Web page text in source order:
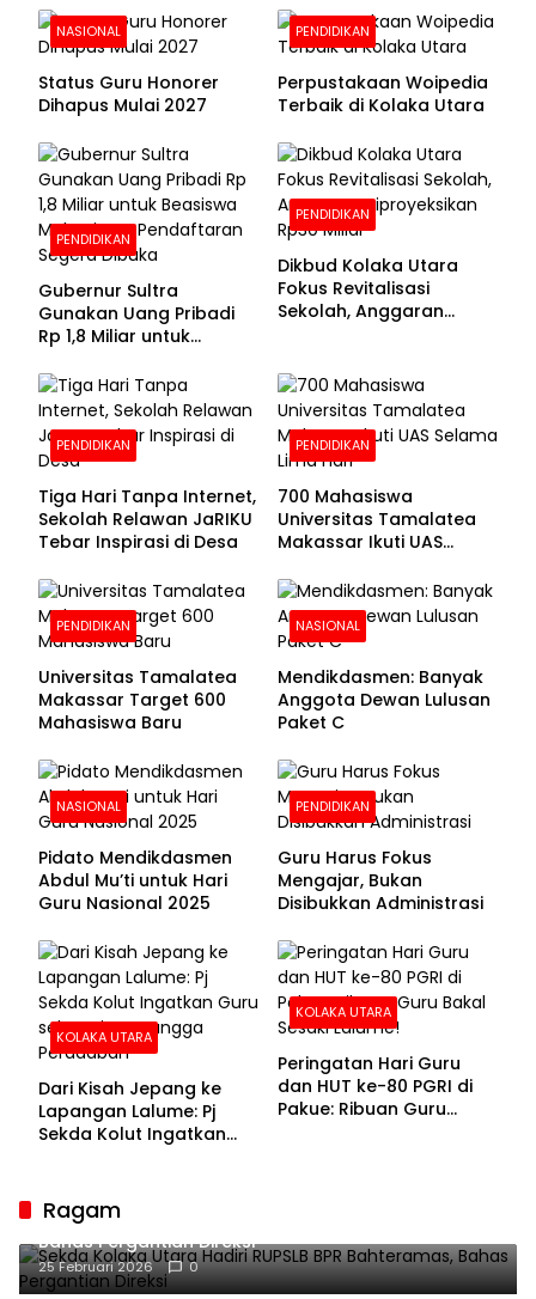
Foto Putrinya Perlihatkan
Ijazah
NASIONAL
Status Guru Honorer
Dihapus Mulai 2027
PENDIDIKAN
Perpustakaan Woipedia
Terbaik di Kolaka Utara
PENDIDIKAN
Gubernur Sultra
Gunakan Uang Pribadi
Rp 1,8 Miliar untuk
Pendaftaran Segera
Dibuka
PENDIDIKAN
Dikbud Kolaka Utara
Fokus Revitalisasi
Sekolah, Anggaran
PENDIDIKAN
Tiga Hari Tanpa Internet,
Sekolah Relawan JaRIKU
Tebar Inspirasi di Desa
PENDIDIKAN
700 Mahasiswa
Universitas Tamalatea
Makassar Ikuti UAS
PENDIDIKAN
Universitas Tamalatea
Makassar Target 600
Mahasiswa Baru
NASIONAL
Mendikdasmen: Banyak
Anggota Dewan Lulusan
Paket C
NASIONAL
Pidato Mendikdasmen
Abdul Mu’ti untuk Hari
Guru Nasional 2025
PENDIDIKAN
Guru Harus Fokus
Mengajar, Bukan
Disibukkan Administrasi
KOLAKA UTARA
Dari Kisah Jepang ke
Lapangan Lalume: Pj
Sekda Kolut Ingatkan
KOLAKA UTARA
Peringatan Hari Guru
dan HUT ke-80 PGRI di
Pakue: Ribuan Guru
Ragam
Sekda Kolaka Utara Hadiri RUPSLB BPR Bahteramas,
Bahas Pergantian Direksi
25 Februari 2026 0